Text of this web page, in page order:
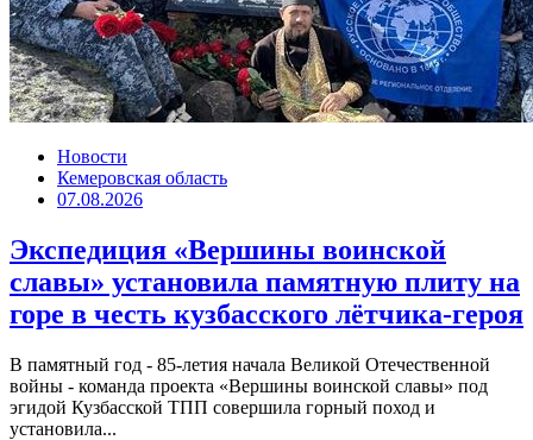
Новости
Кемеровская область
07.08.2026
Экспедиция «Вершины воинской
славы» установила памятную плиту на
горе в честь кузбасского лётчика-героя
В памятный год - 85-летия начала Великой Отечественной
войны - команда проекта «Вершины воинской славы» под
эгидой Кузбасской ТПП совершила горный поход и
установила...